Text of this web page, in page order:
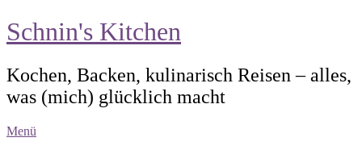
Schnin's Kitchen
Kochen, Backen, kulinarisch Reisen – alles,
was (mich) glücklich macht
Menü